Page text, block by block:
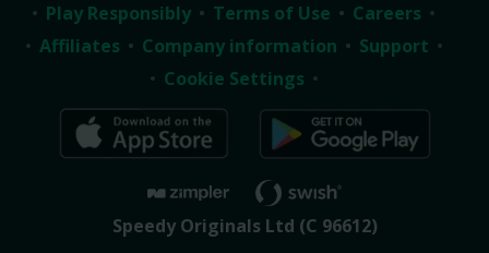
Play Responsibly Terms of Use
Careers
Affiliates
Company information
Support
Cookie Settings
Speedy Originals Ltd (C 96612)